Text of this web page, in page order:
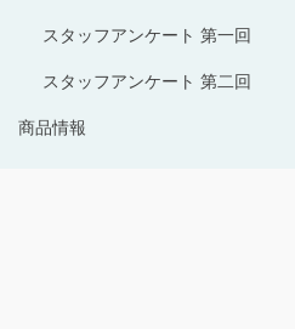
スタッフアンケート 第一回
スタッフアンケート 第二回
商品情報